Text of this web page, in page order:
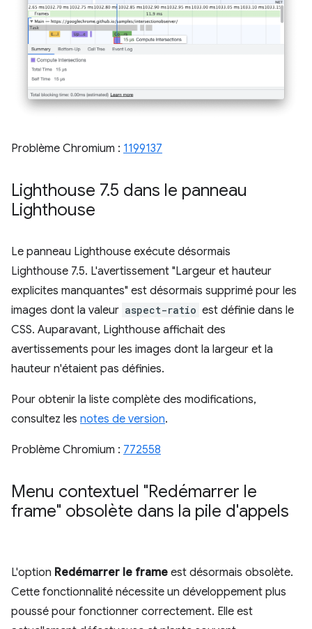
Problème Chromium : 1199137
Lighthouse 7.5 dans le panneau
Lighthouse
Le panneau Lighthouse exécute désormais
Lighthouse 7.5. L'avertissement "Largeur et hauteur
explicites manquantes" est désormais supprimé pour les
images dont la valeur aspect-ratio est définie dans le
CSS. Auparavant, Lighthouse affichait des
avertissements pour les images dont la largeur et la
hauteur n'étaient pas définies.
Pour obtenir la liste complète des modifications,
consultez les notes de version.
Problème Chromium : 772558
Menu contextuel "Redémarrer le
frame" obsolète dans la pile d'appels
L'option Redémarrer le frame est désormais obsolète.
Cette fonctionnalité nécessite un développement plus
poussé pour fonctionner correctement. Elle est